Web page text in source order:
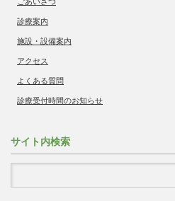
診療案内
施設・設備案内
アクセス
よくある質問
診療受付時間のお知らせ
サイト内検索